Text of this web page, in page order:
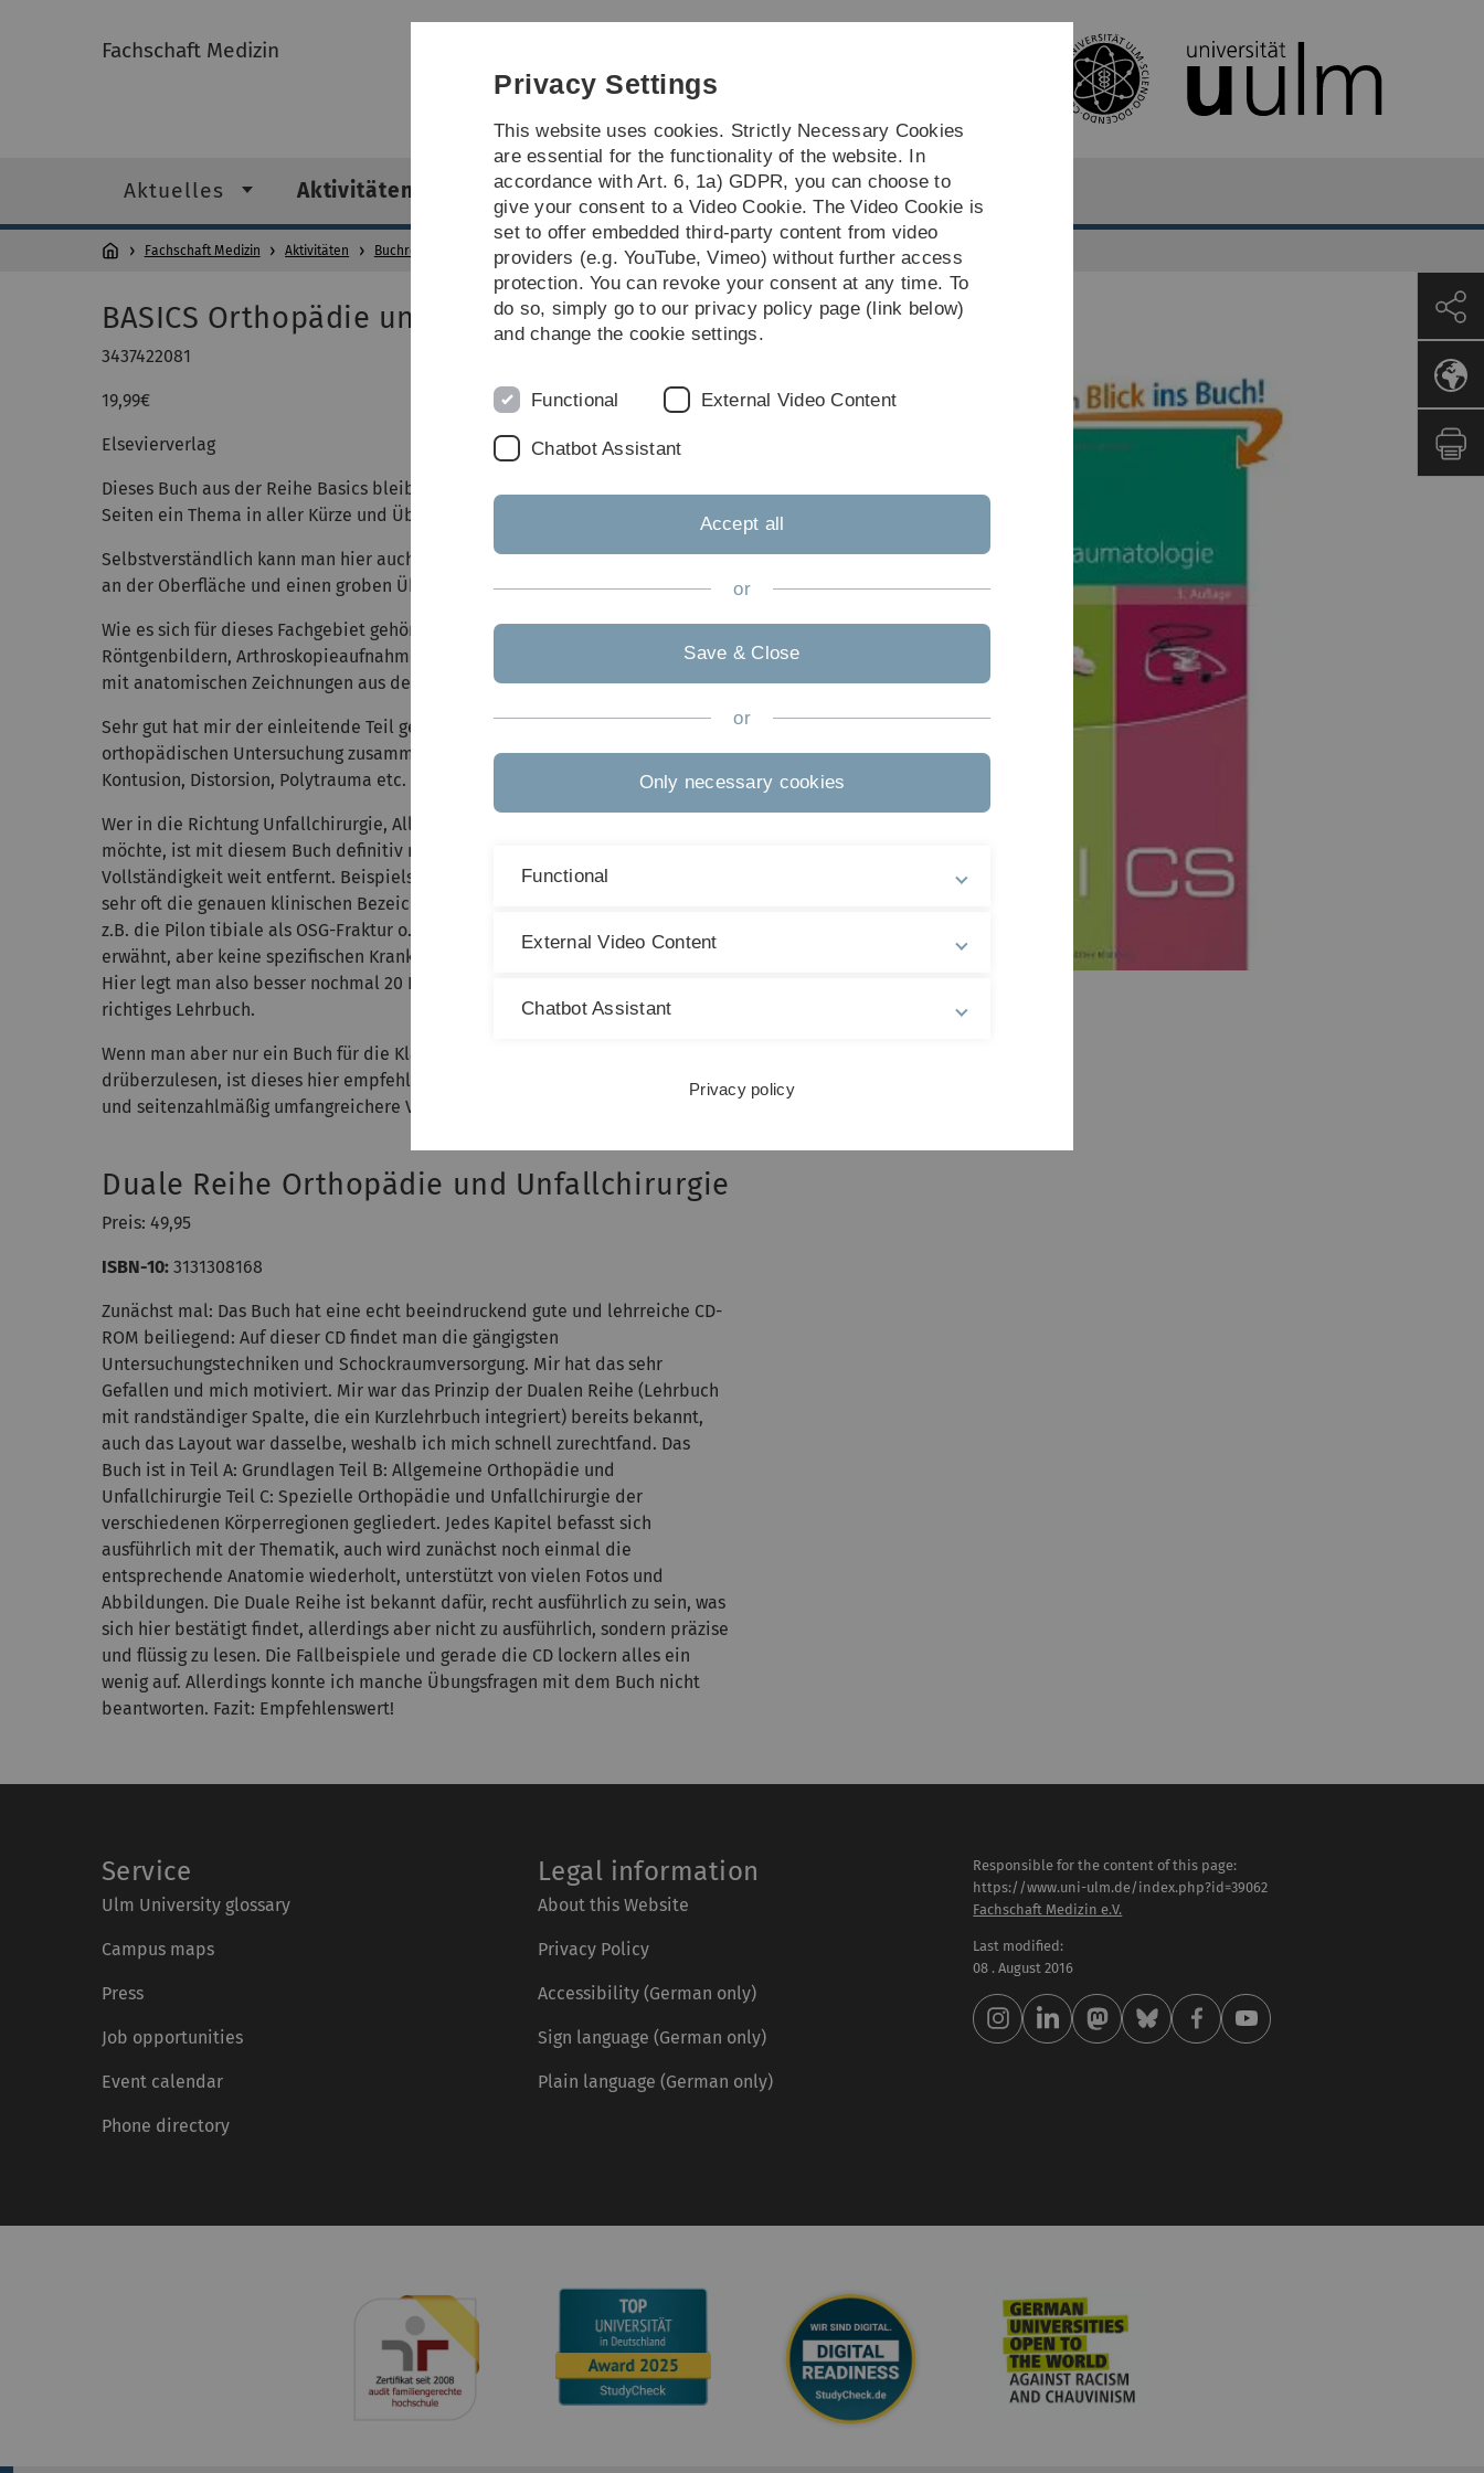
Skip
Skip
Skip
Skip
Fachschaft Medizin
Aktuelles Aktivitäten Studienbeginner ...
Fachschaft Medizin Aktivitäten Buchrezensionen Klinik Orthopädie
BASICS Orthopädie und Traunatologie
3437422081
19,99€
Elsevierverlag
Dieses Buch aus der Reihe Basics bleibt dem Prinzip treu, auf möglichst 2
Seiten ein Thema in aller Kürze und Übersicht darzustellen.
Selbstverständlich kann man hier auch nicht mehr erwarten, als das Kratzen
an der Oberfläche und einen groben Überblick.
Wie es sich für dieses Fachgebiet gehört, werden die einzelnen Themen mit
Röntgenbildern, Arthroskopieaufnahmen oder Fotos unterlegt und ggf. auch
mit anatomischen Zeichnungen aus dem Netter.
Sehr gut hat mir der einleitende Teil gefallen, wo die einzelnen Schritte einer
orthopädischen Untersuchung zusammengefasst werden und Begriffe wie
Kontusion, Distorsion, Polytrauma etc. definiert und beschrieben werden.
Wer in die Richtung Unfallchirurgie, Allgemeinchirurgie, Orthopädie o.Ä.
möchte, ist mit diesem Buch definitiv nicht gut bedient, denn es ist von
Vollständigkeit weit entfernt. Beispielsweise fehlen gerade bei den Frakturen
sehr oft die genauen klinischen Bezeichnungen für spezifische Komplexe, wie
z.B. die Pilon tibiale als OSG-Fraktur o.Ä., es wird hier nur die Webereinteilung
erwähnt, aber keine spezifischen Krankheitsbilder.
Hier legt man also besser nochmal 20 Euro obendrauf und kauft sich ein
richtiges Lehrbuch.
Wenn man aber nur ein Buch für die Klausur sucht, um nochmal schnell
drüberzulesen, ist dieses hier empfehlenswert, auch wenn es dafür günstigere
und seitenzahlmäßig umfangreichere Vertreter gibt.
Duale Reihe Orthopädie und Unfallchirurgie
Preis: 49,95
ISBN-10: 3131308168
Zunächst mal: Das Buch hat eine echt beeindruckend gute und lehrreiche CD-
ROM beiliegend: Auf dieser CD findet man die gängigsten
Untersuchungstechniken und Schockraumversorgung. Mir hat das sehr
Gefallen und mich motiviert. Mir war das Prinzip der Dualen Reihe (Lehrbuch
mit randständiger Spalte, die ein Kurzlehrbuch integriert) bereits bekannt,
auch das Layout war dasselbe, weshalb ich mich schnell zurechtfand. Das
Buch ist in Teil A: Grundlagen Teil B: Allgemeine Orthopädie und
Unfallchirurgie Teil C: Spezielle Orthopädie und Unfallchirurgie der
verschiedenen Körperregionen gegliedert. Jedes Kapitel befasst sich
ausführlich mit der Thematik, auch wird zunächst noch einmal die
entsprechende Anatomie wiederholt, unterstützt von vielen Fotos und
Abbildungen. Die Duale Reihe ist bekannt dafür, recht ausführlich zu sein, was
sich hier bestätigt findet, allerdings aber nicht zu ausführlich, sondern präzise
und flüssig zu lesen. Die Fallbeispiele und gerade die CD lockern alles ein
wenig auf. Allerdings konnte ich manche Übungsfragen mit dem Buch nicht
beantworten. Fazit: Empfehlenswert!
Service
Ulm University glossary
Campus maps
Press
Job opportunities
Event calendar
Phone directory
Legal information
About this Website
Privacy Policy
Accessibility (German only)
Sign language (German only)
Plain language (German only)
Responsible for the content of this page:
https://www.uni-ulm.de/index.php?id=39062
Fachschaft Medizin e.V.
Last modified:
08 . August 2016
Privacy Settings
This website uses cookies. Strictly Necessary Cookies
are essential for the functionality of the website. In
accordance with Art. 6, 1a) GDPR, you can choose to
give your consent to a Video Cookie. The Video Cookie is
set to offer embedded third-party content from video
providers (e.g. YouTube, Vimeo) without further access
protection. You can revoke your consent at any time. To
do so, simply go to our privacy policy page (link below)
and change the cookie settings.
Functional External Video Content
Chatbot Assistant
Accept all
or
Save & Close
or
Only necessary cookies
Functional
External Video Content
Chatbot Assistant
Privacy policy